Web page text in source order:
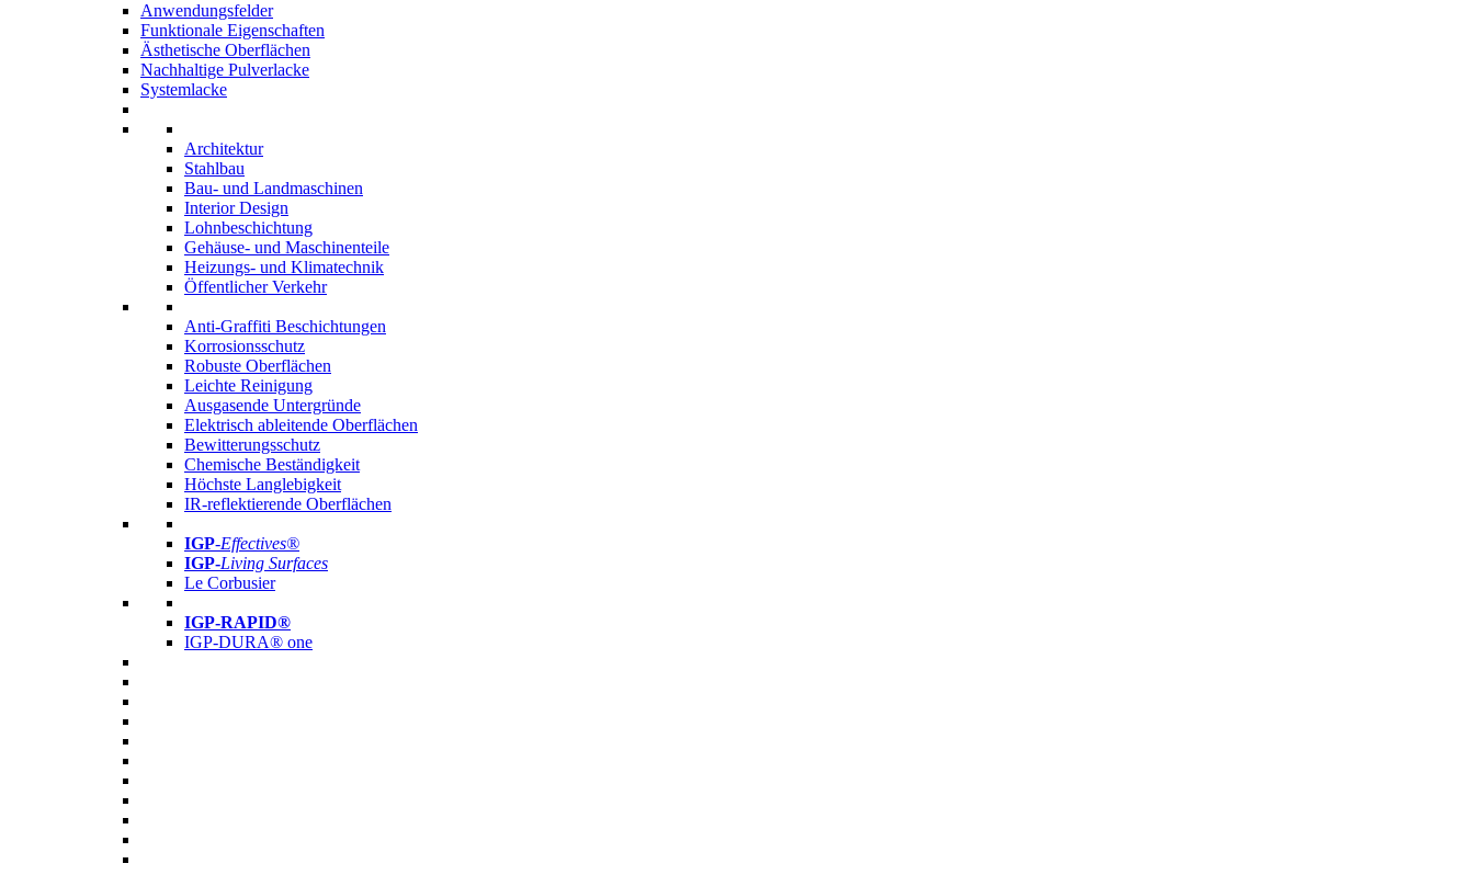
Anwendungsfelder
Funktionale Eigenschaften
Ästhetische Oberflächen
Nachhaltige Pulverlacke
Systemlacke
Architektur
Stahlbau
Bau- und Landmaschinen
Interior Design
Lohnbeschichtung
Gehäuse- und Maschinenteile
Heizungs- und Klimatechnik
Öffentlicher Verkehr
Anti-Graffiti Beschichtungen
Korrosionsschutz
Robuste Oberflächen
Leichte Reinigung
Ausgasende Untergründe
Elektrisch ableitende Oberflächen
Bewitterungsschutz
Chemische Beständigkeit
Höchste Langlebigkeit
IR-reflektierende Oberflächen
IGP-Effectives®
IGP-Living Surfaces
Le Corbusier
IGP-RAPID®
IGP-DURA® one